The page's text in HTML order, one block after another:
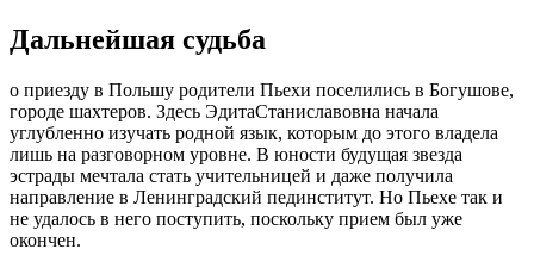
Дальнейшая судьба
о приезду в Польшу родители Пьехи поселились в Богушове,
городе шахтеров. Здесь ЭдитаСтаниславовна начала
углубленно изучать родной язык, которым до этого владела
лишь на разговорном уровне. В юности будущая звезда
эстрады мечтала стать учительницей и даже получила
направление в Ленинградский пединститут. Но Пьехе так и
не удалось в него поступить, поскольку прием был уже
окончен.